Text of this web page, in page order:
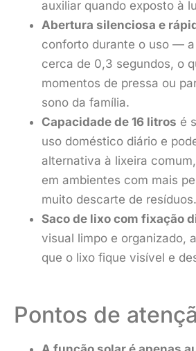
auxiliar quando exposto à
Abertura silenciosa e
conforto durante o uso —
cerca de 0,3 segundos, o
momentos de pressa ou
sono da família.
Capacidade de 16 litros é
uso doméstico diário e
alternativa à lixeira
em ambientes com mais
muito descarte de resíduos.
Saco de lixo com fixação
visual limpo e organizado,
que o lixo fique visível e
Pontos de